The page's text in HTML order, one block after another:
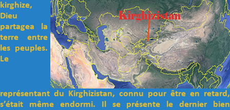
kirghize,
Dieu
partagea la
terre entre
les peuples.
Le
représentant du Kirghizistan, connu pour être en retard,
s’était même endormi. Il se présente le dernier bien